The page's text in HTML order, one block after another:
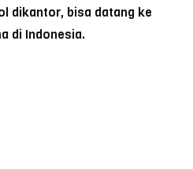
dikantor, bisa datang ke
di Indonesia.